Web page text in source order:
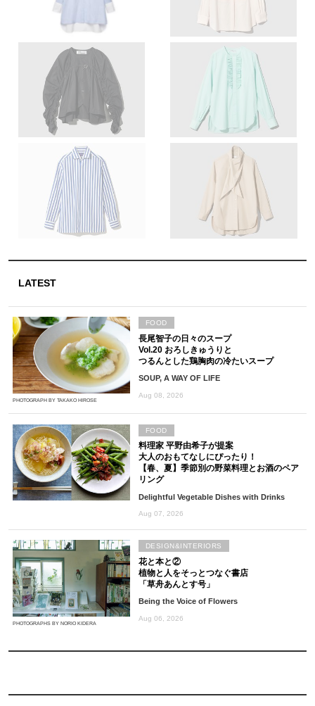
LATEST
PHOTOGRAPH BY TAKAKO HIROSE
長尾智子の日々のスープ
Vol.20 おろしきゅうりと
つるんとした鶏胸肉の冷たいスープ
SOUP, A WAY OF LIFE
Aug 08, 2026
FOOD
料理家 平野由希子が提案
大人のおもてなしにぴったり！
【春、夏】季節別の野菜料理とお酒のペア
リング
Delightful Vegetable Dishes with Drinks
Aug 07, 2026
FOOD
PHOTOGRAPHS BY NORIO KIDERA
花と本と②
植物と人をそっとつなぐ書店
「草舟あんとす号」
Being the Voice of Flowers
Aug 06, 2026
DESIGN&INTERIORS